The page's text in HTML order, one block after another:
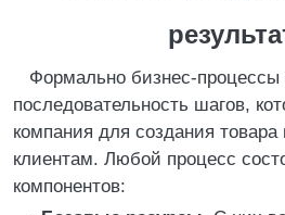
Формально бизнес-процессы
последовательность шагов,
компания для создания
клиентам. Любой процесс
компонентов: